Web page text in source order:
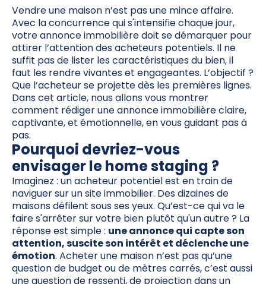
Vendre une maison n’est pas une mince affaire.
Avec la concurrence qui s'intensifie chaque jour,
votre annonce immobilière doit se démarquer pour
attirer l’attention des acheteurs potentiels. Il ne
suffit pas de lister les caractéristiques du bien, il
faut les rendre vivantes et engageantes. L’objectif ?
Que l’acheteur se projette dès les premières lignes.
Dans cet article, nous allons vous montrer
comment rédiger une annonce immobilière claire,
captivante, et émotionnelle, en vous guidant pas à
pas.
Pourquoi devriez-vous
envisager le home staging ?
Imaginez : un acheteur potentiel est en train de
naviguer sur un site immobilier. Des dizaines de
maisons défilent sous ses yeux. Qu’est-ce qui va le
faire s'arrêter sur votre bien plutôt qu'un autre ? La
réponse est simple : une annonce qui capte son
attention, suscite son intérêt et déclenche une
émotion. Acheter une maison n’est pas qu’une
question de budget ou de mètres carrés, c’est aussi
une question de ressenti, de projection dans un